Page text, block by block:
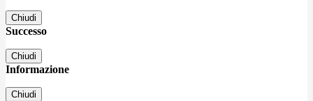
Chiudi
Successo
Chiudi
Informazione
Chiudi